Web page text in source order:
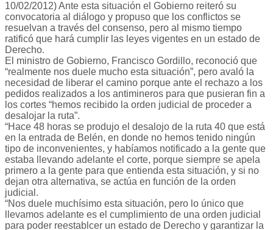
10/02/2012) Ante esta situación el Gobierno reiteró su
convocatoria al diálogo y propuso que los conflictos se
resuelvan a través del consenso, pero al mismo tiempo
ratificó que hará cumplir las leyes vigentes en un estado de
Derecho.
El ministro de Gobierno, Francisco Gordillo, reconoció que
“realmente nos duele mucho esta situación”, pero avaló la
necesidad de liberar el camino porque ante el rechazo a los
pedidos realizados a los antimineros para que pusieran fin a
los cortes “hemos recibido la orden judicial de proceder a
desalojar la ruta”.
“Hace 48 horas se produjo el desalojo de la ruta 40 que está
en la entrada de Belén, en donde no hemos tenido ningún
tipo de inconvenientes, y habíamos notificado a la gente que
estaba llevando adelante el corte, porque siempre se apela
primero a la gente para que entienda esta situación, y si no
dejan otra alternativa, se actúa en función de la orden
judicial.
“Nos duele muchísimo esta situación, pero lo único que
llevamos adelante es el cumplimiento de una orden judicial
para poder reestablcer un estado de Derecho y garantizar la